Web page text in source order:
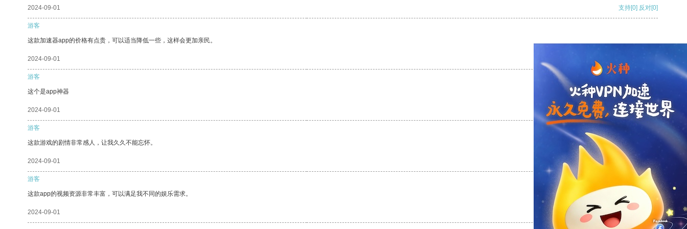
2024-09-01 支持[0] 反对[0]
游客
这款加速器app的价格有点贵，可以适当降低一些，这样会更加亲民。
2024-09-01
游客
这个是app神器
2024-09-01 支持[0] 反对[0]
游客
这款游戏的剧情非常感人，让我久久不能忘怀。
2024-09-01 支持[0] 反对
游客
这款app的视频资源非常丰富，可以满足我不同的娱乐需求。
2024-09-01 支持[0] 反对[0]